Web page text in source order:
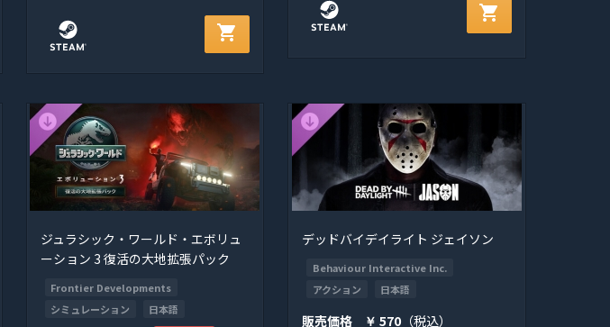
shopping_cart
shopping_cart
ジュラシック・ワールド・エボリュ
ーション 3 復活の大地拡張パック
Frontier Developments
シミュレーション
日本語
デッドバイデイライト ジェイソン
Behaviour Interactive Inc.
アクション
日本語
販売価格 ￥ 570 （税込）